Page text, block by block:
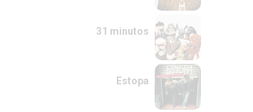
31 minutos
Estopa